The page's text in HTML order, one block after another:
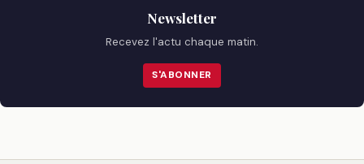
Newsletter
Recevez l'actu chaque matin.
S'ABONNER